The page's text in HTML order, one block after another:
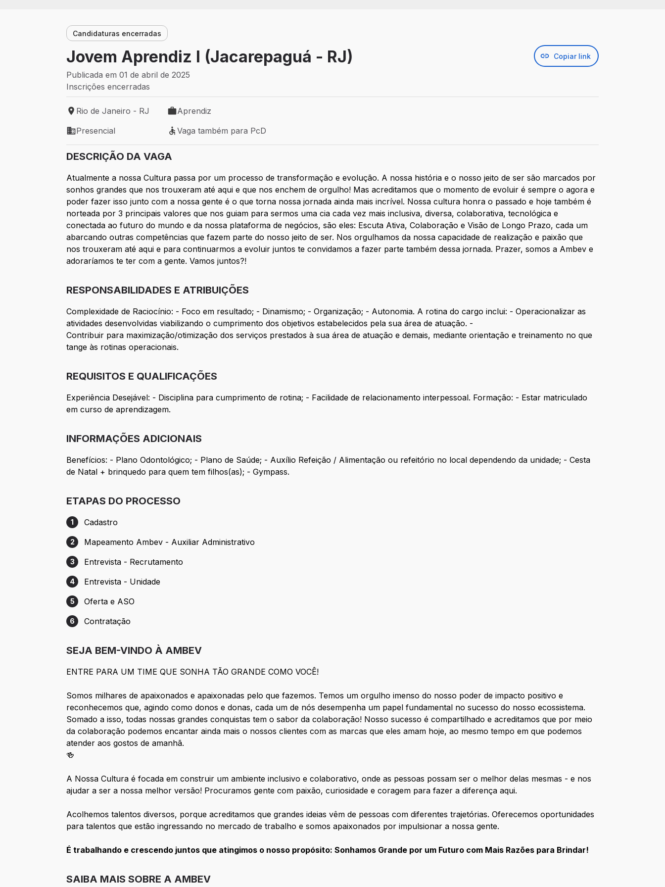
Candidaturas encerradas
Jovem Aprendiz I (Jacarepaguá - RJ) Copiar link
Publicada em 01 de abril de 2025
Inscrições encerradas
Local de trabalho: Rio de Janeiro - RJ
Rio de Janeiro - RJ
Tipo de vaga: Aprendiz
Aprendiz
Modelo de trabalho: Presencial
Presencial
Vaga também para PcD
Vaga também para PcD
DESCRIÇÃO DA VAGA
Atualmente a nossa Cultura passa por um processo de transformação e evolução. A nossa história e o nosso jeito de ser são marcados por
sonhos grandes que nos trouxeram até aqui e que nos enchem de orgulho! Mas acreditamos que o momento de evoluir é sempre o agora e
poder fazer isso junto com a nossa gente é o que torna nossa jornada ainda mais incrível. Nossa cultura honra o passado e hoje também é
norteada por 3 principais valores que nos guiam para sermos uma cia cada vez mais inclusiva, diversa, colaborativa, tecnológica e
conectada ao futuro do mundo e da nossa plataforma de negócios, são eles: Escuta Ativa, Colaboração e Visão de Longo Prazo, cada um
abarcando outras competências que fazem parte do nosso jeito de ser. Nos orgulhamos da nossa capacidade de realização e paixão que
nos trouxeram até aqui e para continuarmos a evoluir juntos te convidamos a fazer parte também dessa jornada. Prazer, somos a Ambev e
adoraríamos te ter com a gente. Vamos juntos?!
RESPONSABILIDADES E ATRIBUIÇÕES
Complexidade de Raciocínio: - Foco em resultado; - Dinamismo; - Organização; - Autonomia. A rotina do cargo inclui: - Operacionalizar as
atividades desenvolvidas viabilizando o cumprimento dos objetivos estabelecidos pela sua área de atuação. -
Contribuir para maximização/otimização dos serviços prestados à sua área de atuação e demais, mediante orientação e treinamento no que
tange às rotinas operacionais.
REQUISITOS E QUALIFICAÇÕES
Experiência Desejável: - Disciplina para cumprimento de rotina; - Facilidade de relacionamento interpessoal. Formação: - Estar matriculado
em curso de aprendizagem.
INFORMAÇÕES ADICIONAIS
Benefícios: - Plano Odontológico; - Plano de Saúde; - Auxílio Refeição / Alimentação ou refeitório no local dependendo da unidade; - Cesta
de Natal + brinquedo para quem tem filhos(as); - Gympass.
ETAPAS DO PROCESSO
Etapa 1: Cadastro
1 Cadastro
Etapa 2: Mapeamento Ambev - Auxiliar Administrativo
2 Mapeamento Ambev - Auxiliar Administrativo
Etapa 3: Entrevista - Recrutamento
3 Entrevista - Recrutamento
Etapa 4: Entrevista - Unidade
4 Entrevista - Unidade
Etapa 5: Oferta e ASO
5 Oferta e ASO
Etapa 6: Contratação
6 Contratação
SEJA BEM-VINDO À AMBEV
ENTRE PARA UM TIME QUE SONHA TÃO GRANDE COMO VOCÊ!
Somos milhares de apaixonados e apaixonadas pelo que fazemos. Temos um orgulho imenso do nosso poder de impacto positivo e
reconhecemos que, agindo como donos e donas, cada um de nós desempenha um papel fundamental no sucesso do nosso ecossistema.
Somado a isso, todas nossas grandes conquistas tem o sabor da colaboração! Nosso sucesso é compartilhado e acreditamos que por meio
da colaboração podemos encantar ainda mais o nossos clientes com as marcas que eles amam hoje, ao mesmo tempo em que podemos
atender aos gostos de amanhã.
🍻
A Nossa Cultura é focada em construir um ambiente inclusivo e colaborativo, onde as pessoas possam ser o melhor delas mesmas - e nos
ajudar a ser a nossa melhor versão! Procuramos gente com paixão, curiosidade e coragem para fazer a diferença aqui.
Acolhemos talentos diversos, porque acreditamos que grandes ideias vêm de pessoas com diferentes trajetórias. Oferecemos oportunidades
para talentos que estão ingressando no mercado de trabalho e somos apaixonados por impulsionar a nossa gente.
É trabalhando e crescendo juntos que atingimos o nosso propósito: Sonhamos Grande por um Futuro com Mais Razões para Brindar!
SAIBA MAIS SOBRE A AMBEV